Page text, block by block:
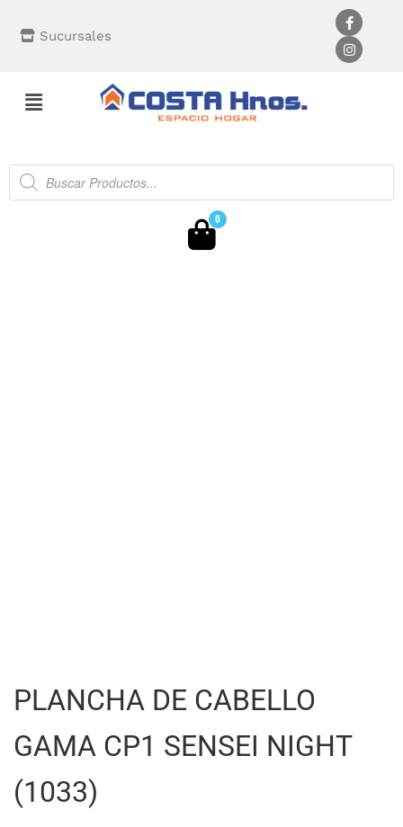
Sucursales
0
PLANCHA DE CABELLO
GAMA CP1 SENSEI NIGHT
(1033)